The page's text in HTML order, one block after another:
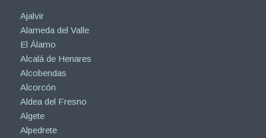
Ajalvir
Alameda del Valle
El Álamo
Alcalá de Henares
Alcobendas
Alcorcón
Aldea del Fresno
Algete
Alpedrete